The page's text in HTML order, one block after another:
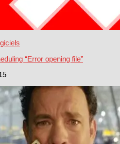
“Error opening file”